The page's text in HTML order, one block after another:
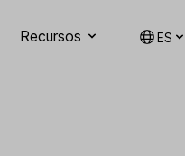
Recursos ES